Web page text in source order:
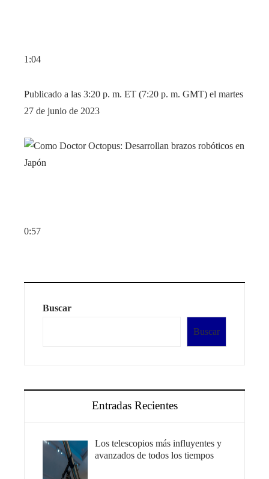
1:04
Publicado a las 3:20 p. m. ET (7:20 p. m. GMT) el martes
27 de junio de 2023
0:57
Buscar
Buscar
Entradas Recientes
Los telescopios más influyentes y
avanzados de todos los tiempos